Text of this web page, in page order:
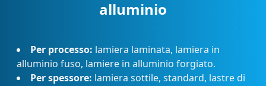
alluminio
Per processo: lamiera laminata, lamiera in
alluminio fuso, lamiere in alluminio forgiato.
Per spessore: lamiera sottile, standard, lastre di